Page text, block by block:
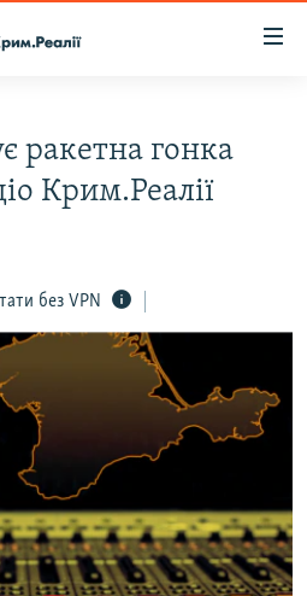
ракетна гонка
Крим.Реалії
без VPN